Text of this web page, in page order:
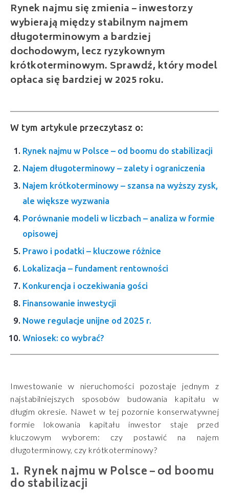
Rynek najmu się zmienia – inwestorzy
wybierają między stabilnym najmem
długoterminowym a bardziej
dochodowym, lecz ryzykownym
krótkoterminowym. Sprawdź, który model
opłaca się bardziej w 2025 roku.
W tym artykule przeczytasz o:
Rynek najmu w Polsce – od boomu do stabilizacji
Najem długoterminowy – zalety i ograniczenia
Najem krótkoterminowy – szansa na wyższy zysk,
ale większe wyzwania
Porównanie modeli w liczbach – analiza w formie
opisowej
Prawo i podatki – kluczowe różnice
Lokalizacja – fundament rentowności
Konkurencja i oczekiwania gości
Finansowanie inwestycji
Nowe regulacje unijne od 2025 r.
Wniosek: co wybrać?
Inwestowanie w nieruchomości pozostaje jednym z
najstabilniejszych sposobów budowania kapitału w
długim okresie. Nawet w tej pozornie konserwatywnej
formie lokowania kapitału inwestor staje przed
kluczowym wyborem: czy postawić na najem
długoterminowy, czy krótkoterminowy?
Rynek najmu w Polsce – od boomu
do stabilizacji